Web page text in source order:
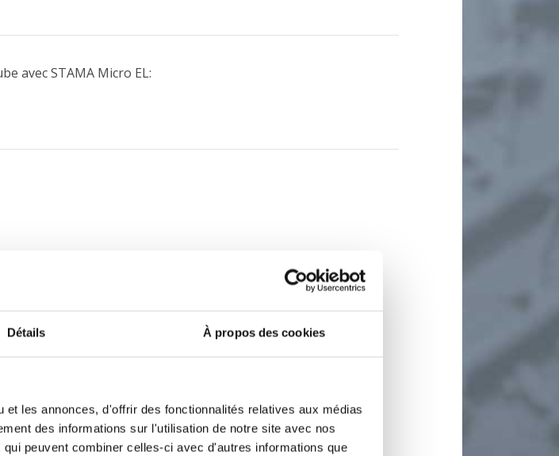
Détails À propos des cookies
les annonces, d'offrir des fonctionnalités relatives aux médias
des informations sur l'utilisation de notre site avec nos
peuvent combiner celles-ci avec d'autres informations que
avec STAMA Micro EL: